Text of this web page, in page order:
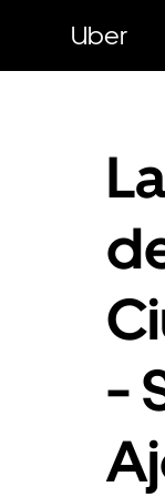
contenido
principal
Uber
-